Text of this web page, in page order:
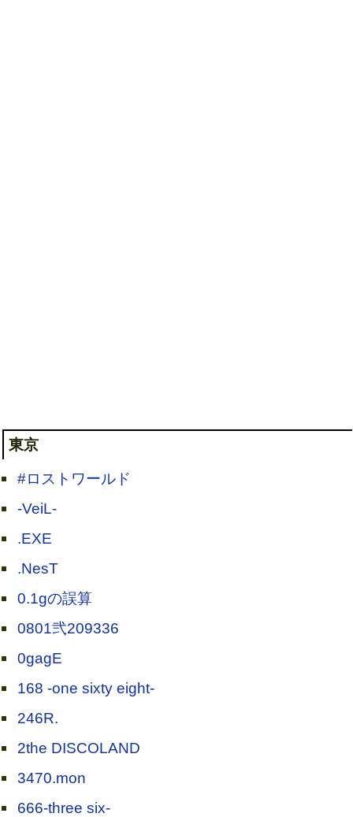
東京
#ロストワールド
-VeiL-
.EXE
.NesT
0.1gの誤算
0801弐209336
0gagE
168 -one sixty eight-
246R.
2the DISCOLAND
3470.mon
666-three six-